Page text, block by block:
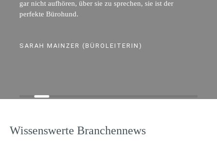
gar nicht aufhören, über sie zu sprechen, sie ist der
perfekte Bürohund.
SARAH MAINZER (BÜROLEITERIN)
Wissenswerte Branchennews